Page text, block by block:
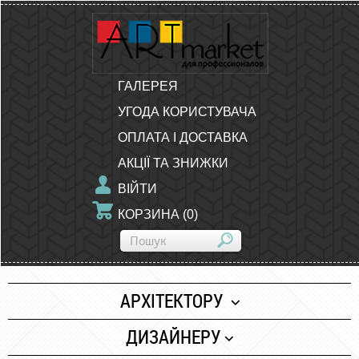
ГАЛЕРЕЯ
УГОДА КОРИСТУВАЧА
ОПЛАТА І ДОСТАВКА
АКЦІЇ ТА ЗНИЖКИ
ВІЙТИ
КОРЗИНА (0)
АРХІТЕКТОРУ
Папір
ДИЗАЙНЕРУ